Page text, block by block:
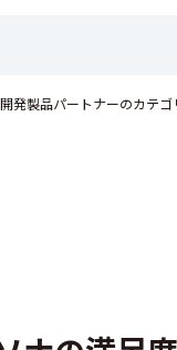
発製品パートナーのカテ